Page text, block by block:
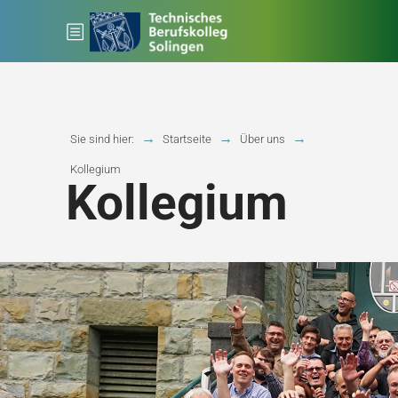
Sie sind hier: Startseite Über uns
Kollegium
Kollegium